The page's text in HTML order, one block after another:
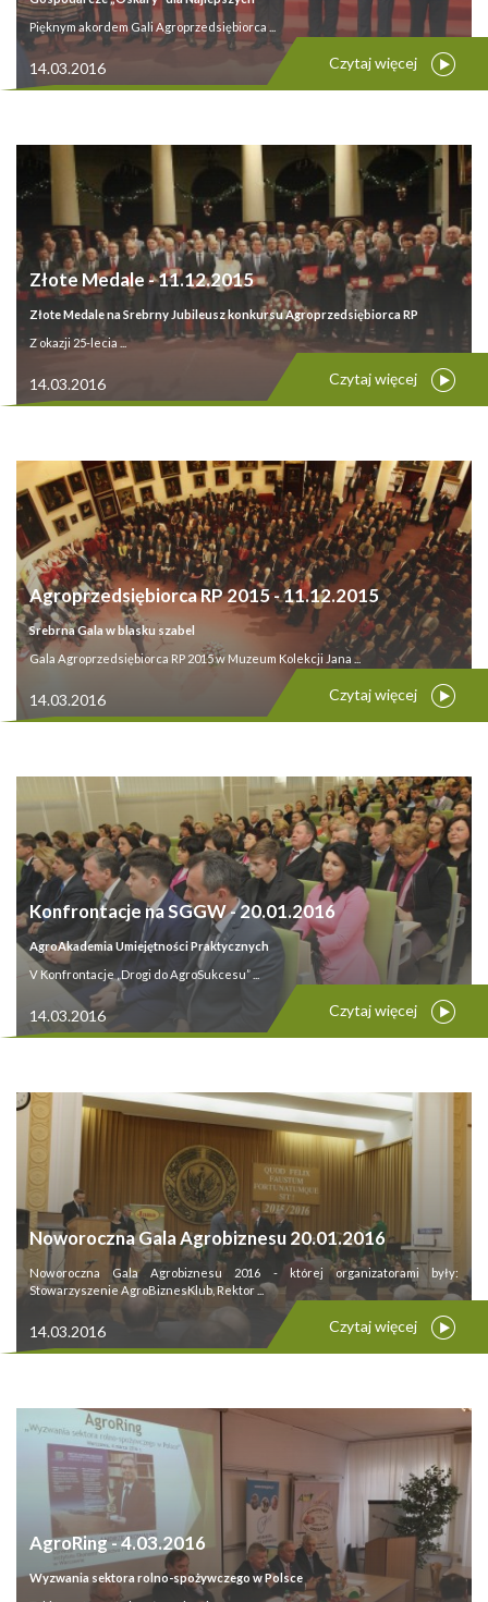
Pięknym akordem Gali Agroprzedsiębiorca ...
14.03.2016 Czytaj więcej
Złote Medale - 11.12.2015
Złote Medale na Srebrny Jubileusz konkursu Agroprzedsiębiorca RP
Z okazji 25-lecia ...
14.03.2016 Czytaj więcej
Agroprzedsiębiorca RP 2015 - 11.12.2015
Srebrna Gala w blasku szabel
Gala Agroprzedsiębiorca RP 2015 w Muzeum Kolekcji Jana ...
14.03.2016 Czytaj więcej
Konfrontacje na SGGW - 20.01.2016
AgroAkademia Umiejętności Praktycznych
V Konfrontacje „Drogi do AgroSukcesu” ...
14.03.2016 Czytaj więcej
Noworoczna Gala Agrobiznesu 20.01.2016
Noworoczna Gala Agrobiznesu 2016 - której organizatorami były:
Stowarzyszenie AgroBiznesKlub, Rektor ...
14.03.2016 Czytaj więcej
AgroRing - 4.03.2016
Wyzwania sektora rolno-spożywczego w Polsce